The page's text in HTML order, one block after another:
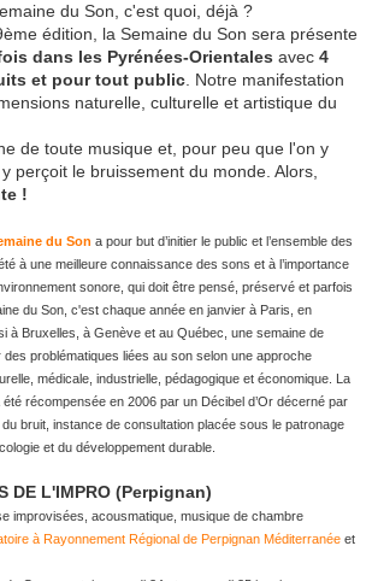
du Son, c'est quoi, déjà ?
édition, la Semaine du Son sera présente
dans les Pyrénées-Orientales avec 4
et pour tout public . Notre manifestation
naturelle, culturelle et artistique du
de toute musique et, pour peu que l'on y
perçoit le bruissement du monde. Alors,
!
du Son a pour but d’initier le public et l’ensemble des
à une meilleure connaissance des sons et à l’importance
sonore, qui doit être pensé, préservé et parfois
du Son, c'est chaque année en janvier à Paris, en
à Bruxelles, à Genève et au Québec, une semaine de
problématiques liées au son selon une approche
médicale, industrielle, pédagogique et économique. La
été récompensée en 2006 par un Décibel d’Or décerné par
bruit, instance de consultation placée sous le patronage
et du développement durable.
DE L'IMPRO (Perpignan)
improvisées, acousmatique, musique de chambre
à Rayonnement Régional de Perpignan Méditerranée et